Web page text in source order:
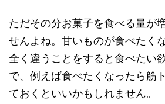
ただその分お菓子を食べる量が
せんよね。甘いものが食べたく
全く違うことをすると食べたい
で、例えば食べたくなったら筋
ておくといいかもしれません。